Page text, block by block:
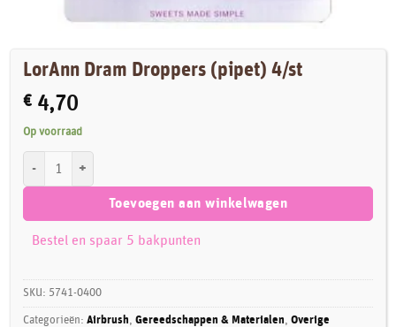
LorAnn Dram Droppers (pipet) 4/st
€ 4,70
Op voorraad
Toevoegen aan winkelwagen
Bestel en spaar 5 bakpunten
SKU: 5741-0400
Categorieën:Airbrush,Gereedschappen & Materialen,Overige